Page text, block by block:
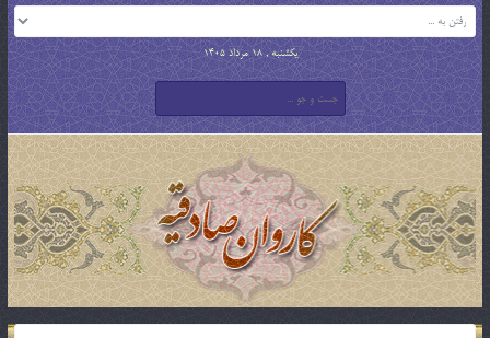
یکشنبه , 18 مرداد 1405